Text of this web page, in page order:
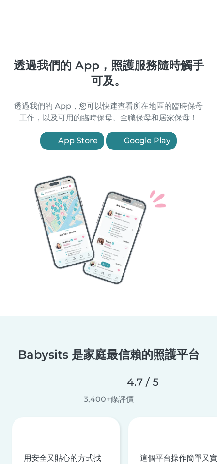
透過我們的 App，照護服務隨時觸手
可及。
透過我們的 App，您可以快速查看所在地區的臨時保母
工作，以及可用的臨時保母、全職保母和居家保母！
App Store Google Play
Babysits 是家庭最信賴的照護平台
4.7 / 5
3,400+條評價
用安全又貼心的方式找
這個平台操作簡單又實